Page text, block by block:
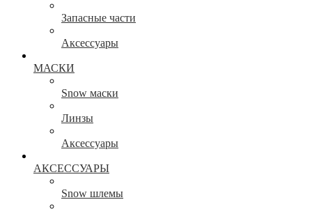
Запасные части
Аксессуары
МАСКИ
Snow маски
Линзы
Аксессуары
АКСЕССУАРЫ
Snow шлемы